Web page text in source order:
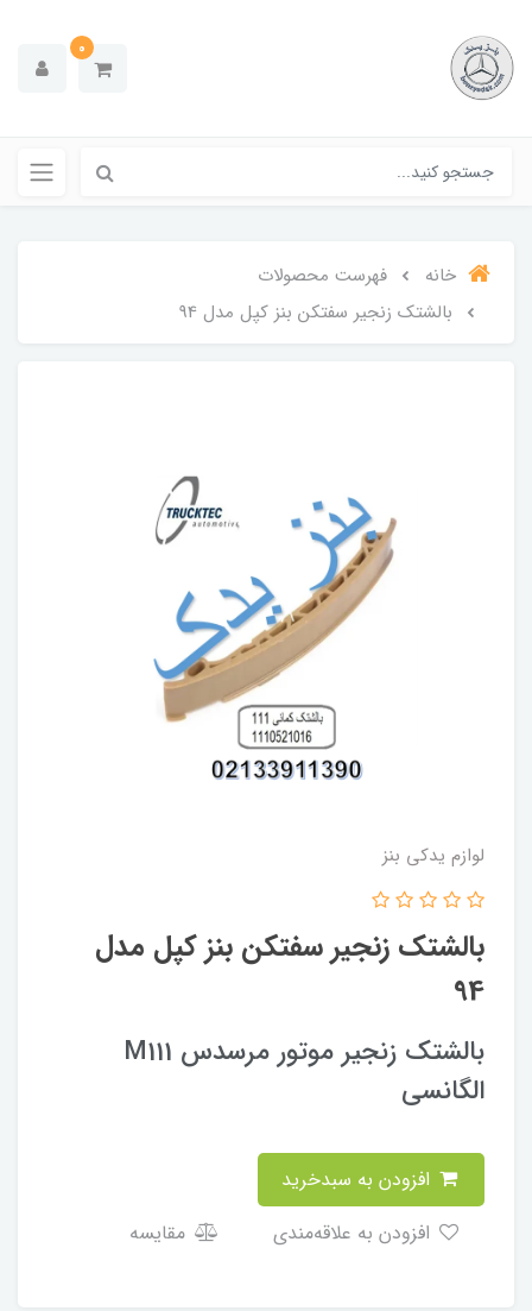
0
خانه
فهرست محصولات
بالشتک زنجیر سفتکن بنز کپل مدل 94
لوازم یدکی بنز
بالشتک زنجیر سفتکن بنز کپل مدل
94
بالشتک زنجیر موتور مرسدس M111
الگانسی
مقایسه